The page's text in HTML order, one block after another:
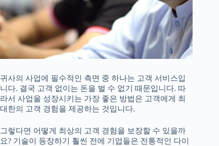
귀사의 사업에 필수적인 측면 중 하나는 고객 서비스입
니다. 결국 고객 없이는 돈을 벌 수 없기 때문입니다. 따
라서 사업을 성장시키는 가장 좋은 방법은 고객에게 최
대한의 고객 경험을 제공하는 것입니다.
그렇다면 어떻게 최상의 고객 경험을 보장할 수 있을까
요? 기술이 등장하기 훨씬 전에 기업들은 전통적인 다이